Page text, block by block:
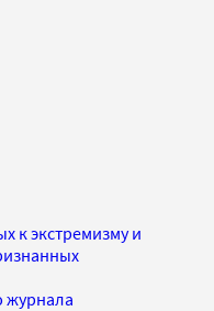
к экстремизму и
журнала